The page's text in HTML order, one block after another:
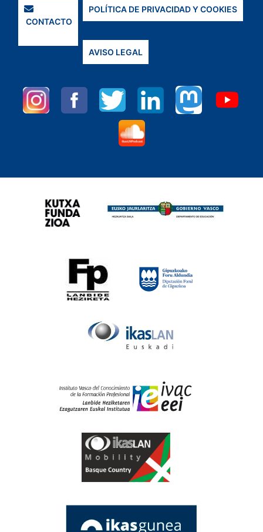
CONTACTO
POLÍTICA DE PRIVACIDAD Y COOKIES
AVISO LEGAL